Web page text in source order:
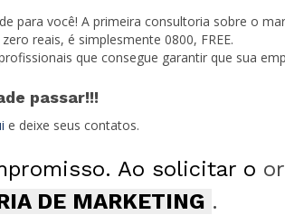
para você! A primeira consultoria sobre o
reais, é simplesmente 0800, FREE.
que consegue garantir que sua
passar!!!
e deixe seus contatos.
Ao solicitar o
DE MARKETING .